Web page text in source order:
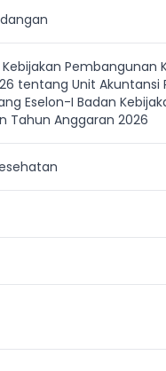
Pembangunan
tentang Unit Akuntansi
Eselon-I Badan
Tahun Anggaran 2026